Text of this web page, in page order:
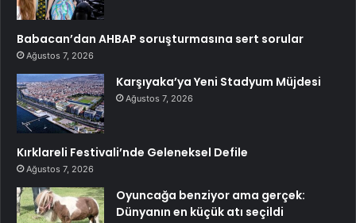
Babacan’dan AHBAP soruşturmasına sert sorular
Ağustos 7, 2026
Karşıyaka’ya Yeni Stadyum Müjdesi
Ağustos 7, 2026
Kırklareli Festivali’nde Geleneksel Defile
Ağustos 7, 2026
Oyuncağa benziyor ama gerçek:
Dünyanın en küçük atı seçildi